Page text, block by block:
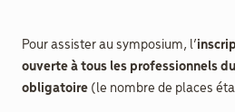
Pour assister au symposium, l’
ouverte à tous les professionnels
obligatoire (le nombre de places